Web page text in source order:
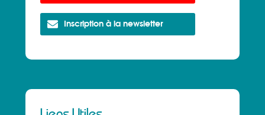
Inscription à la newsletter